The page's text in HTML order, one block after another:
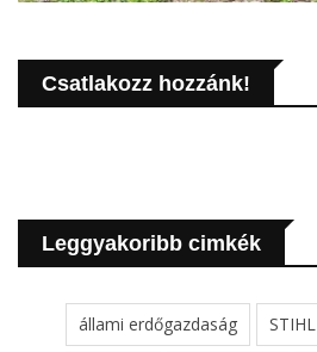
Csatlakozz hozzánk!
Leggyakoribb cimkék
állami erdőgazdaság STIHL